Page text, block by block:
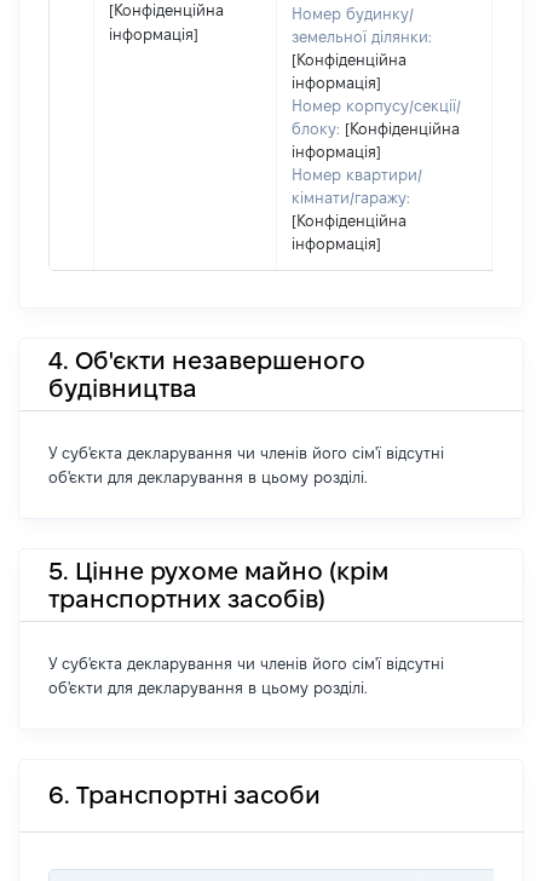
[Конфіденційна
інформація]
Номер будинку/
земельної ділянки:
[Конфіденційна
інформація]
Номер корпусу/секції/
блоку: [Конфіденційна
інформація]
Номер квартири/
кімнати/гаражу:
[Конфіденційна
інформація]
4. Об'єкти незавершеного
будівництва
У суб'єкта декларування чи членів його сім'ї відсутні
об'єкти для декларування в цьому розділі.
5. Цінне рухоме майно (крім
транспортних засобів)
У суб'єкта декларування чи членів його сім'ї відсутні
об'єкти для декларування в цьому розділі.
6. Транспортні засоби